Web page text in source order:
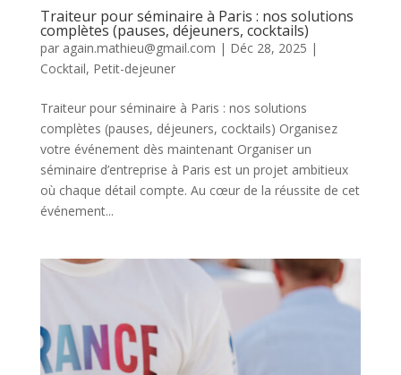
Traiteur pour séminaire à Paris : nos solutions
complètes (pauses, déjeuners, cocktails)
par again.mathieu@gmail.com | Déc 28, 2025 |
Cocktail, Petit-dejeuner
Traiteur pour séminaire à Paris : nos solutions
complètes (pauses, déjeuners, cocktails) Organisez
votre événement dès maintenant Organiser un
séminaire d’entreprise à Paris est un projet ambitieux
où chaque détail compte. Au cœur de la réussite de cet
événement...